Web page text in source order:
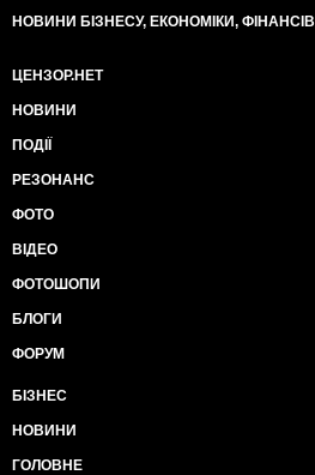
НОВИНИ БІЗНЕСУ, ЕКОНОМІКИ, ФІНАНСІВ
ЦЕНЗОР.НЕТ
НОВИНИ
ПОДІЇ
РЕЗОНАНС
ФОТО
ВІДЕО
ФОТОШОПИ
БЛОГИ
ФОРУМ
БІЗНЕС
НОВИНИ
ГОЛОВНЕ